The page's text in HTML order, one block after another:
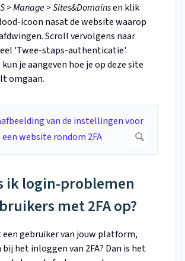
> Manage > Sites&Domainsen klik
icoon nasat de website waarop
Scroll vervolgens naar
'Twee-staps-authenticatie'.
je aangeven hoe je op deze site
omgaan.
ik login-problemen
met 2FA op?
gebruiker van jouw platform,
het inloggen van 2FA? Dan is het